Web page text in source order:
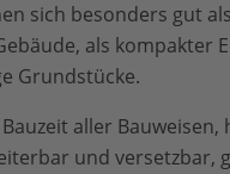
sich besonders gut als
als kompakter
Grundstücke.
aller Bauweisen,
und versetzbar,